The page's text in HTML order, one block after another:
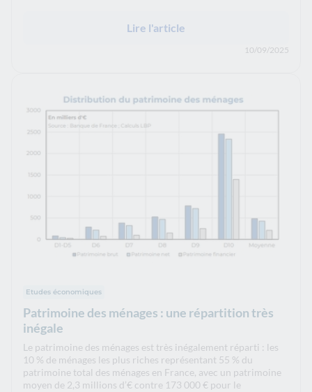
Lire l'article
10/09/2025
Etudes économiques
Patrimoine des ménages : une répartition très
inégale
Le patrimoine des ménages est très inégalement réparti : les
10 % de ménages les plus riches représentant 55 % du
patrimoine total des ménages en France, avec un patrimoine
moyen de 2,3 millions d’€ contre 173 000 € pour le